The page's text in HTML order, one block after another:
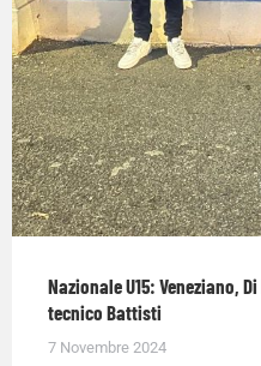
Nazionale U15: Veneziano,
tecnico Battisti
7 Novembre 2024